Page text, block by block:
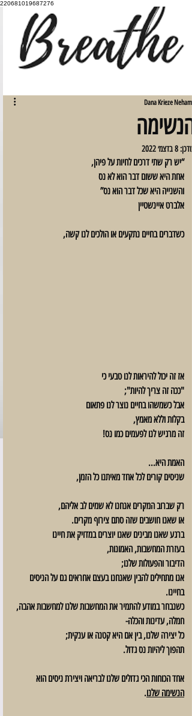
220681019687276
הנשימה
Dana Krieze Nehama
עודכן: 8 בדצמ׳ 2022
“יש רק שתי דרכים לחיות על פיהן,
אחת היא ששום דבר הוא לא נס
והשנייה היא שכל דבר הוא נס”
אלברט איינשטיין
כשדברים בחיים נתקעים או הולכים לנו קשה,
אז זה יכול להיראות לנו טבעי כי
"ככה זה צריך להיות";
אבל כשמשהו בחיים נוצר לנו פתאום
בקלות וללא מאמץ,
זה מרגיש לנו לפעמים כמו נס!
האמת היא...
שניסים קורים לכל אחד מאיתנו כל הזמן,
רק שברוב המקרים אנחנו לא שמים לב אליהם,
או שאנו חושבים שזה סתם צירוף מקרים.
ברגע שאנו מבינים שאנו יוצרים במדויק את חיינו
בעזרת המחשבות, האמונות,
הדיבור והפעולות שלנו;
אנו מתחילים להבין שאנחנו בעצם אחראים גם על הניסים
בחיינו.
כשנבחר במודע להתמיר את המחשבות שלנו למחשבות אהבה,
חמלה, עדינות והכלה-
כל יצירה שלנו, בין אם היא קטנה או ענקית;
תהפוך ליהיות נס גדול.
אחד הכוחות הכי גדולים שלנו לבריאה ויצירת ניסים הוא
הנשימה שלנו.